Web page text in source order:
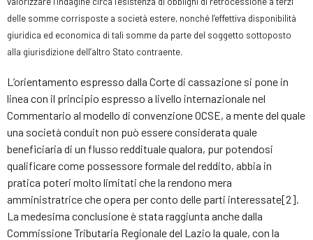
delle somme corrisposte a società estere, nonché l’effettiva disponibilità
giuridica ed economica di tali somme da parte del soggetto sottoposto
alla giurisdizione dell’altro Stato contraente.
L’orientamento espresso dalla Corte di cassazione si pone in
linea con il principio espresso a livello internazionale nel
Commentario al modello di convenzione OCSE, a mente del quale
una società conduit non può essere considerata quale
beneficiaria di un flusso reddituale qualora, pur potendosi
qualificare come possessore formale del reddito, abbia in
pratica poteri molto limitati che la rendono mera
amministratrice che opera per conto delle parti interessate[2].
La medesima conclusione è stata raggiunta anche dalla
Commissione Tributaria Regionale del Lazio la quale, con la